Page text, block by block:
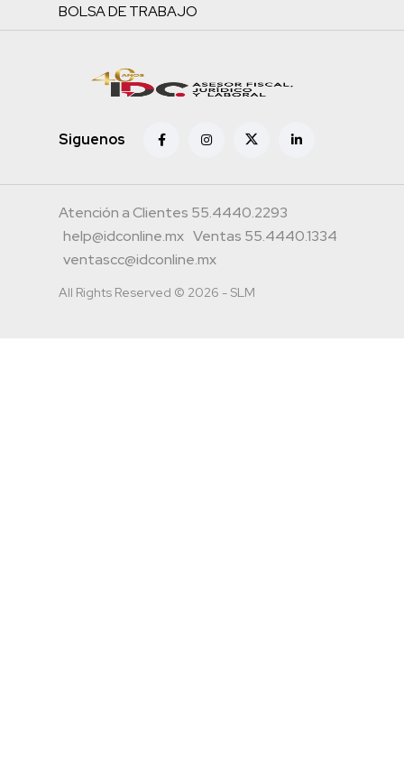
BOLSA DE TRABAJO
Siguenos
Atención a Clientes 55.4440.2293
help@idconline.mx Ventas 55.4440.1334
ventascc@idconline.mx
All Rights Reserved © 2026 - SLM